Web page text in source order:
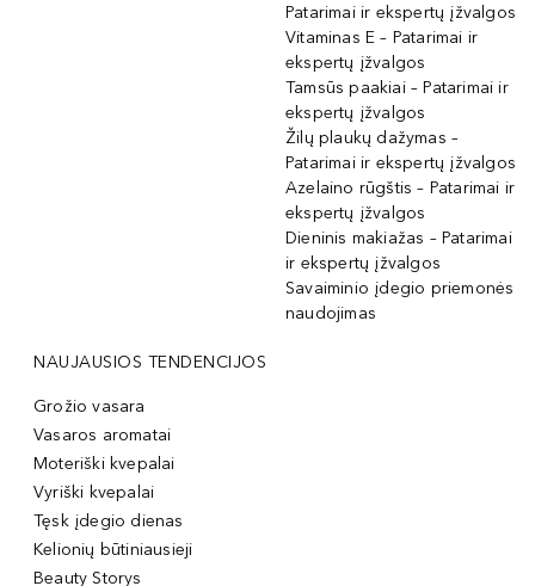
Patarimai ir ekspertų įžvalgos
Vitaminas E – Patarimai ir
ekspertų įžvalgos
Tamsūs paakiai – Patarimai ir
ekspertų įžvalgos
Žilų plaukų dažymas –
Patarimai ir ekspertų įžvalgos
Azelaino rūgštis – Patarimai ir
ekspertų įžvalgos
Dieninis makiažas – Patarimai
ir ekspertų įžvalgos
Savaiminio įdegio priemonės
naudojimas
NAUJAUSIOS TENDENCIJOS
Grožio vasara
Vasaros aromatai
Moteriški kvepalai
Vyriški kvepalai
Tęsk įdegio dienas
Kelionių būtiniausieji
Beauty Storys